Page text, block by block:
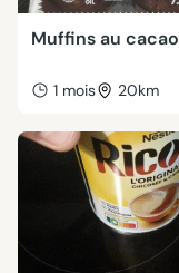
Muffins au cacao
1 mois 20km